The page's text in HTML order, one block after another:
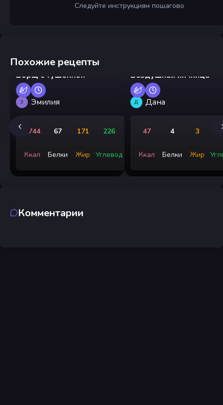
Следуйте инструкциям пошагово
Похожие рецепты
Борщ с тушенкой
Э Эмилия
2744
Ккал
67
Белки
171
Жир
226
Углевод
Воздушная яичница
Д Дана
47
Ккал
4
Белки
3
Жир
Комментарии